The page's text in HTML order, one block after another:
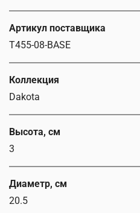
Артикул поставщика
T455-08-BASE
Коллекция
Dakota
Высота, см
3
Диаметр, см
20.5